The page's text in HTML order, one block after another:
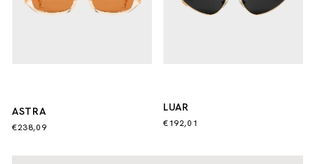
ASTRA
€238,09
LUAR
€192,01